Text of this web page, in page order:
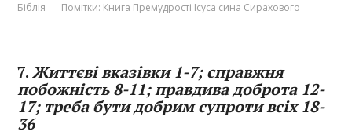
Біблія Помітки: Книга Премудрості Ісуса сина Сирахового
7. Життєві вказівки 1-7; справжня
побожність 8-11; правдива доброта 12-
17; треба бути добрим супроти всіх 18-
36